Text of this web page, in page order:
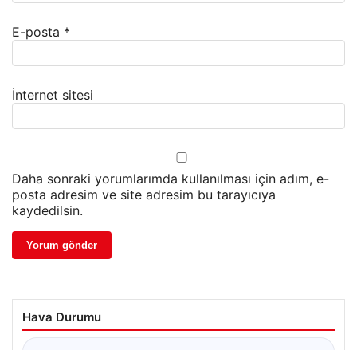
E-posta *
İnternet sitesi
Daha sonraki yorumlarımda kullanılması için adım, e-
posta adresim ve site adresim bu tarayıcıya
kaydedilsin.
Hava Durumu